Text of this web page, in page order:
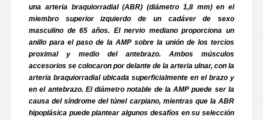
una arteria braquiorradial (ABR) (diámetro 1,8 mm) en el
miembro superior izquierdo de un cadáver de sexo
masculino de 65 años. El nervio mediano proporciona un
anillo para el paso de la AMP sobre la unión de los tercios
proximal y medio del antebrazo. Ambos músculos
accesorios se colocaron por delante de la arteria ulnar, con la
arteria braquiorradial ubicada superficialmente en el brazo y
en el antebrazo. El diámetro notable de la AMP puede ser la
causa del síndrome del túnel carpiano, mientras que la ABR
hipoplásica puede plantear algunos desafíos en su selección